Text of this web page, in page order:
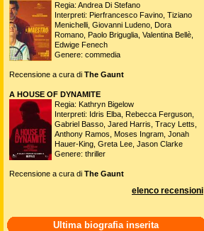
Regia: Andrea Di Stefano
Interpreti: Pierfrancesco Favino, Tiziano
Menichelli, Giovanni Ludeno, Dora
Romano, Paolo Briguglia, Valentina Bellè,
Edwige Fenech
Genere: commedia
Recensione a cura di The Gaunt
A HOUSE OF DYNAMITE
Regia: Kathryn Bigelow
Interpreti: Idris Elba, Rebecca Ferguson,
Gabriel Basso, Jared Harris, Tracy Letts,
Anthony Ramos, Moses Ingram, Jonah
Hauer-King, Greta Lee, Jason Clarke
Genere: thriller
Recensione a cura di The Gaunt
elenco recensioni
Ultima biografia inserita